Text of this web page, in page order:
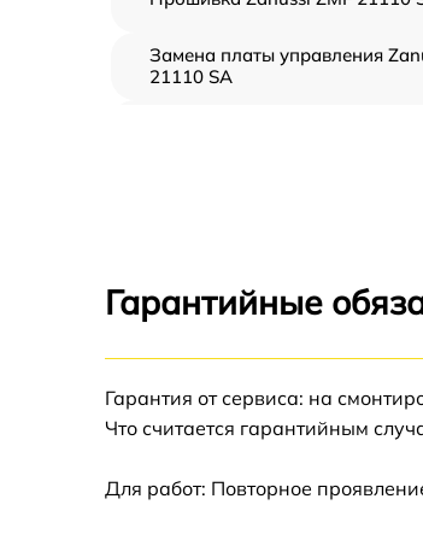
Замена платы управления
21110 SA
Ремонт волновода Zanussi
ZMF 21110 SA
Гарантийные
Гарантия от сервиса: на
Что считается гарантийным
Для работ: Повторное